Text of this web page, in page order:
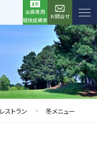
会員専用
競技成績表
お問合せ
レストラン > 冬メニュー